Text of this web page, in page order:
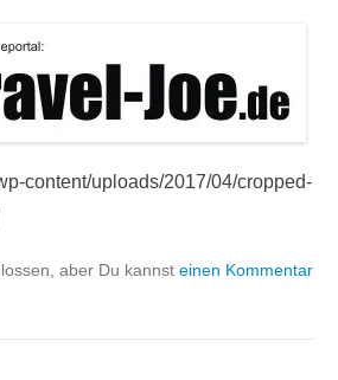
content/uploads/2017/04/cropped-
aber Du kannst einen Kommentar